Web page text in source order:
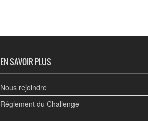
EN SAVOIR PLUS
Nous rejoindre
Réglement du Challenge